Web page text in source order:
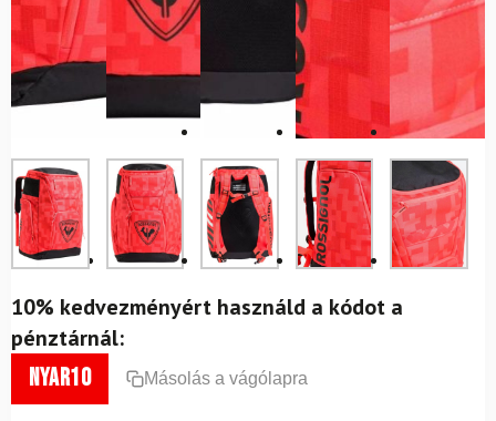
10% kedvezményért használd a kódot a
pénztárnál:
nyar10 Másolás a vágólapra